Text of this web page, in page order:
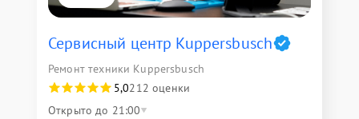
Сервисный центр Kuppersbusch
Ремонт техники Kuppersbusch
5,0212 оценки
Открыто до 21:00